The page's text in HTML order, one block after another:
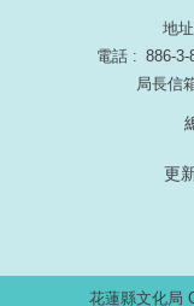
地
電話 : 886-3-
局長信
更
花蓮縣文化局